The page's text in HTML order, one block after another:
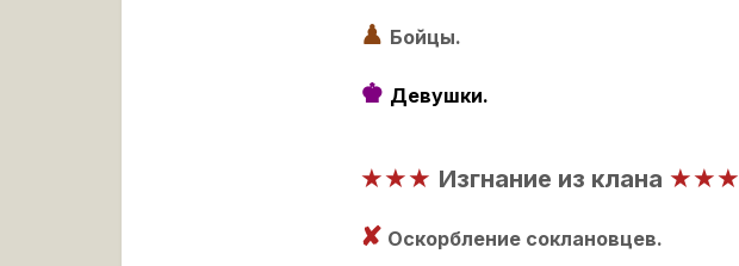
♟ Бойцы.
♚ Девушки.
★★★ Изгнание из клана ★★★
✘ Оскорбление соклановцев.